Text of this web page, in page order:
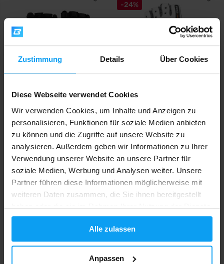
Zustimmung Details Über Cookies
Diese Webseite verwendet Cookies
Wir verwenden Cookies, um Inhalte und Anzeigen zu
personalisieren, Funktionen für soziale Medien anbieten
zu können und die Zugriffe auf unsere Website zu
analysieren. Außerdem geben wir Informationen zu Ihrer
Verwendung unserer Website an unsere Partner für
soziale Medien, Werbung und Analysen weiter. Unsere
Partner führen diese Informationen möglicherweise mit
weiteren Daten zusammen, die Sie ihnen bereitgestellt
haben oder die sie im Rahmen Ihrer Nutzung der Dienste
gesammelt haben.
Alle zulassen
Anpassen
Scitec Nutrition
22,50€
AUF LAGER
-24%
Power System
Compromise PS 2700...
9,29€ 12,29€
NICHT MEHR LIEFERBAR
Schneller Versand
Über 3000 Produkte auf Lager
1.000.000+ Kunden